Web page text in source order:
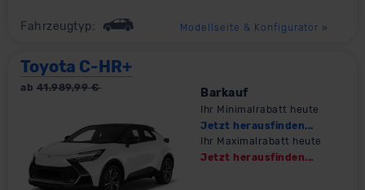
Fahrzeugtyp: Modellseite & Konfigurator »
Toyota C-HR+
ab 41.989,99€ Barkauf
Ihr Minimalrabatt heute
Jetzt herausfinden...
Ihr Maximalrabatt heute
Jetzt herausfinden...